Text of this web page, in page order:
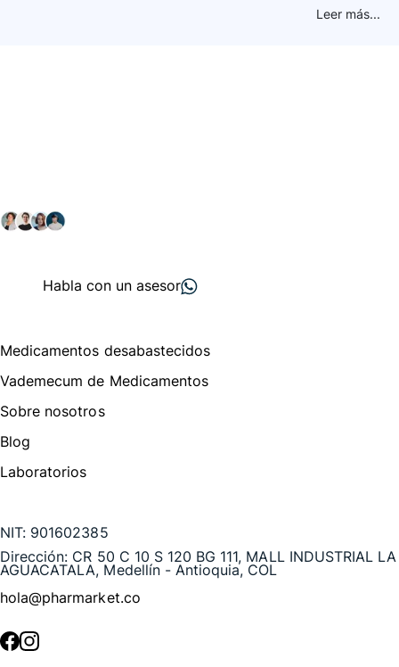
Leer más...
Habla con un asesor
Medicamentos desabastecidos
Vademecum de Medicamentos
Sobre nosotros
Blog
Laboratorios
NIT: 901602385
Dirección: CR 50 C 10 S 120 BG 111, MALL INDUSTRIAL LA
AGUACATALA, Medellín - Antioquia, COL
hola@pharmarket.co